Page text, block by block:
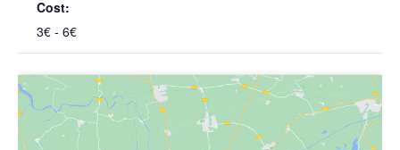
Cost:
3€ - 6€